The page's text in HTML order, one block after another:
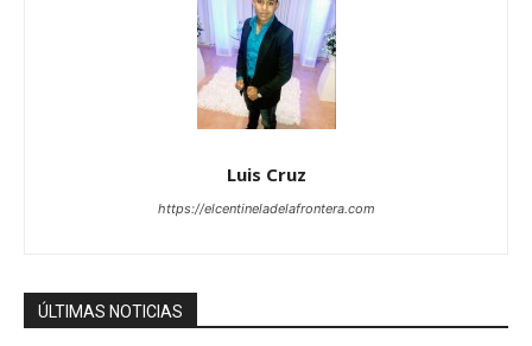
Luis Cruz
https://elcentineladelafrontera.com
ÚLTIMAS NOTICIAS